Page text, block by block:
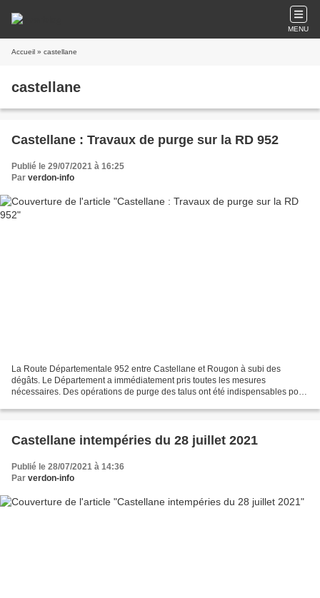
MENU
Accueil » castellane
castellane
Castellane : Travaux de purge sur la RD 952
Publié le 29/07/2021 à 16:25
Par verdon-info
La Route Départementale 952 entre Castellane et Rougon à subi des
dégâts. Le Département a immédiatement pris toutes les mesures
nécessaires. Des opérations de purge des talus ont été indispensables pour
Castellane intempéries du 28 juillet 2021
Publié le 28/07/2021 à 14:36
Par verdon-info